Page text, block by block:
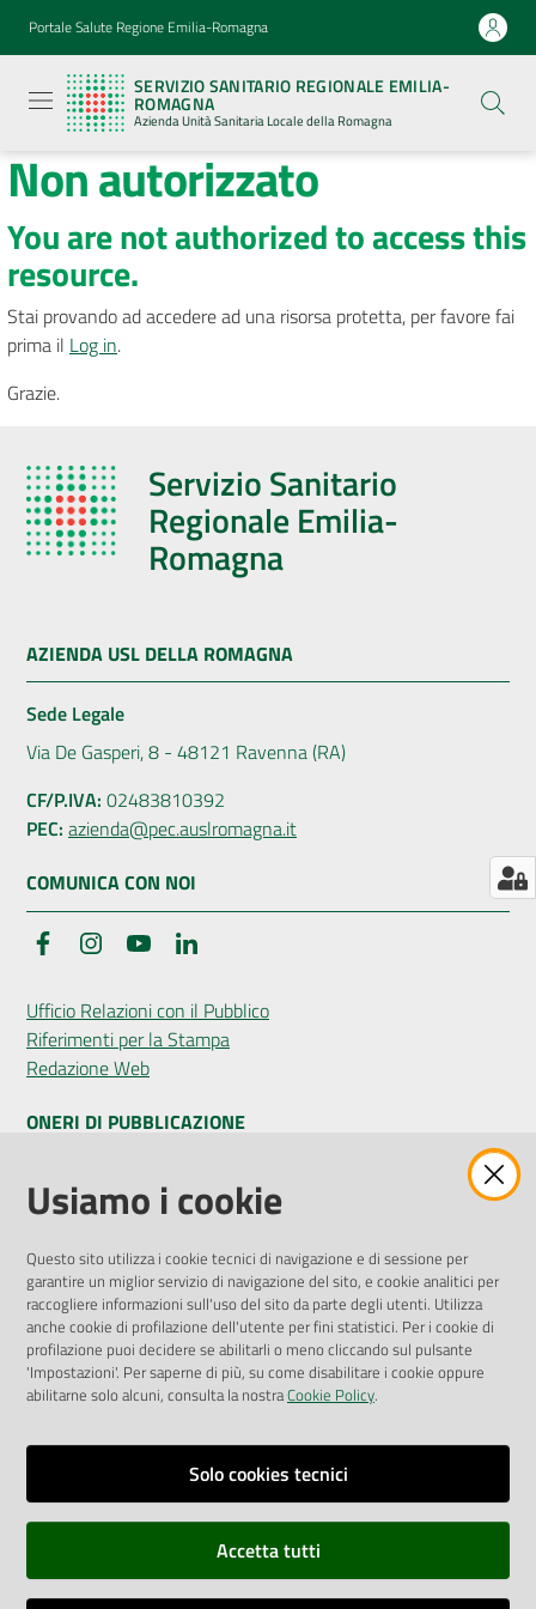
Vai al contenuto
Vai alla navigazione
Vai al footer
Portale Salute Regione Emilia-Romagna
SERVIZIO SANITARIO REGIONALE EMILIA-
ROMAGNA
Azienda Unità Sanitaria Locale della Romagna
Sanitario
Regionale
Emilia-
Romagna
Azienda
Unità
Sanitaria
Romagna
su
Non autorizzato
You are not authorized to access this
resource.
Stai provando ad accedere ad una risorsa protetta, per favore fai
prima il Log in.
Grazie.
Servizio Sanitario
Regionale Emilia-
Romagna
AZIENDA USL DELLA ROMAGNA
Sede Legale
Via De Gasperi, 8 - 48121 Ravenna (RA)
CF/P.IVA: 02483810392
PEC: azienda@pec.auslromagna.it
COMUNICA CON NOI
FacebookInstagramYouTube
Ufficio Relazioni con il Pubblico
Riferimenti per la Stampa
Redazione Web
ONERI DI PUBBLICAZIONE
Amministrazione Trasparente
Pubblicità legale
Privacy Policy
Attuazione Misure PNRR
Liste di Attesa
ENTI, IMPRESE E PARTNER
Fatturazione Elettronica
Richiesta Patrocinio
Usiamo i cookie
Questo sito utilizza i cookie tecnici di navigazione e di sessione per
garantire un miglior servizio di navigazione del sito, e cookie analitici per
raccogliere informazioni sull'uso del sito da parte degli utenti. Utilizza
anche cookie di profilazione dell'utente per fini statistici. Per i cookie di
profilazione puoi decidere se abilitarli o meno cliccando sul pulsante
'Impostazioni'. Per saperne di più, su come disabilitare i cookie oppure
abilitarne solo alcuni, consulta la nostraCookie Policy.
Solo cookies tecnici
Accetta tutti